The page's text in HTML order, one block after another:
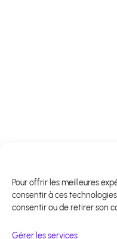
Pour offrir les meilleures
consentir à ces
consentir ou de retirer son
Gérer les services